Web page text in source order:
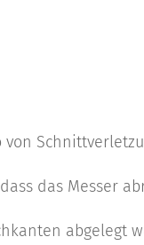
das Messer
abgelegt